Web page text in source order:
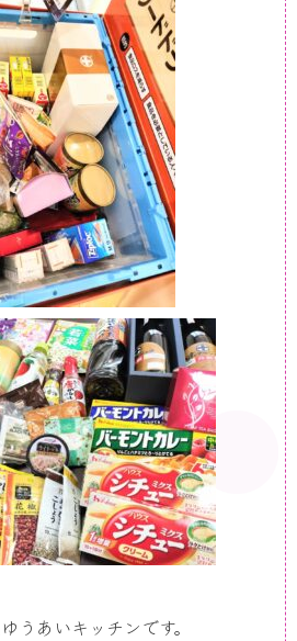
うあいキッチンです。